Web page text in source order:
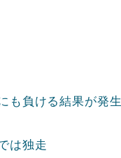
も負ける結果が発生
は独走